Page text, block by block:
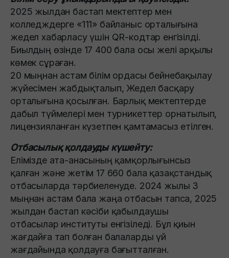
2025 жылдан бастап мектептер мен
колледждерге «111» байланыс орталығына
жедел хабарласу үшін QR-кодтар енгізілді.
Биылдың өзінде 17 400 бала осы желі арқылы
көмек сұраған.
20 мыңнан астам білім ордасы бейнебақылау
жүйесімен жабдықталып, Жедел басқару
орталығына қосылған. Барлық мектептерде
дабыл түймелері мен турникеттер орнатылып,
лицензияланған күзетпен қамтамасыз етілген.
Отбасылық қолдауды күшейту:
Елімізде ата-анасының қамқорлығынсыз
қалған және жетім 17 660 бала қазақстандық
отбасыларда тәрбиеленуде. 2024 жылы 3
мыңнан астам бала жаңа отбасын тапса, 2025
жылдан бастап кәсіби қабылдаушы
отбасылар институты енгізіледі. Бұл қиын
жағдайға тап болған балаларды үй
жағдайында қолдауға бағытталған.